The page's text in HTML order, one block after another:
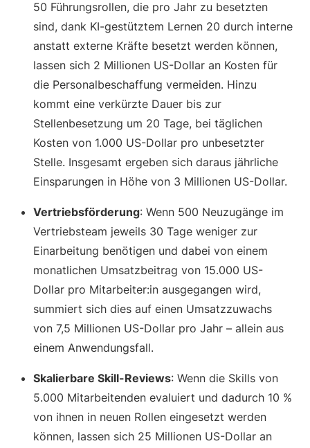
50 Führungsrollen, die pro Jahr zu besetzten
sind, dank KI-gestütztem Lernen 20 durch interne
anstatt externe Kräfte besetzt werden können,
lassen sich 2 Millionen US-Dollar an Kosten für
die Personalbeschaffung vermeiden. Hinzu
kommt eine verkürzte Dauer bis zur
Stellenbesetzung um 20 Tage, bei täglichen
Kosten von 1.000 US-Dollar pro unbesetzter
Stelle. Insgesamt ergeben sich daraus jährliche
Einsparungen in Höhe von 3 Millionen US-Dollar.
Vertriebsförderung: Wenn 500 Neuzugänge im
Vertriebsteam jeweils 30 Tage weniger zur
Einarbeitung benötigen und dabei von einem
monatlichen Umsatzbeitrag von 15.000 US-
Dollar pro Mitarbeiter:in ausgegangen wird,
summiert sich dies auf einen Umsatzzuwachs
von 7,5 Millionen US-Dollar pro Jahr – allein aus
einem Anwendungsfall.
Skalierbare Skill-Reviews: Wenn die Skills von
5.000 Mitarbeitenden evaluiert und dadurch 10 %
von ihnen in neuen Rollen eingesetzt werden
können, lassen sich 25 Millionen US-Dollar an